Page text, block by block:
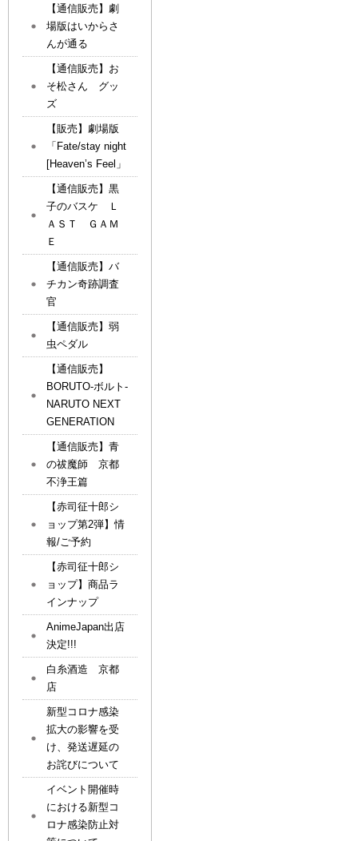
【通信販売】劇
場版はいからさ
んが通る
【通信販売】お
そ松さん グッ
ズ
【販売】劇場版
「Fate/stay night
[Heaven’s Feel」
【通信販売】黒
子のバスケ Ｌ
ＡＳＴ ＧＡＭ
Ｅ
【通信販売】バ
チカン奇跡調査
官
【通信販売】弱
虫ペダル
【通信販売】
BORUTO-ボルト-
NARUTO NEXT
GENERATION
【通信販売】青
の祓魔師 京都
不浄王篇
【赤司征十郎シ
ョップ第2弾】情
報/ご予約
【赤司征十郎シ
ョップ】商品ラ
インナップ
AnimeJapan出店
決定!!!
白糸酒造 京都
店
新型コロナ感染
拡大の影響を受
け、発送遅延の
お詫びについて
イベント開催時
における新型コ
ロナ感染防止対